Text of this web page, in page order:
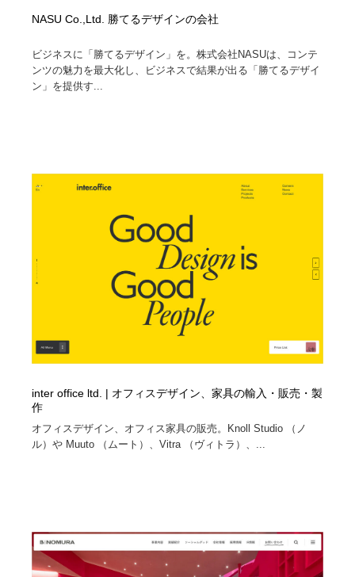
NASU Co.,Ltd. 勝てるデザインの会社
ビジネスに「勝てるデザイン」を。株式会社NASUは、コンテ
ンツの魅力を最大化し、ビジネスで結果が出る「勝てるデザイ
ン」を提供す...
inter office ltd. | オフィスデザイン、家具の輸入・販売・製
作
オフィスデザイン、オフィス家具の販売。Knoll Studio （ノ
ル）や Muuto （ムート）、Vitra （ヴィトラ）、...